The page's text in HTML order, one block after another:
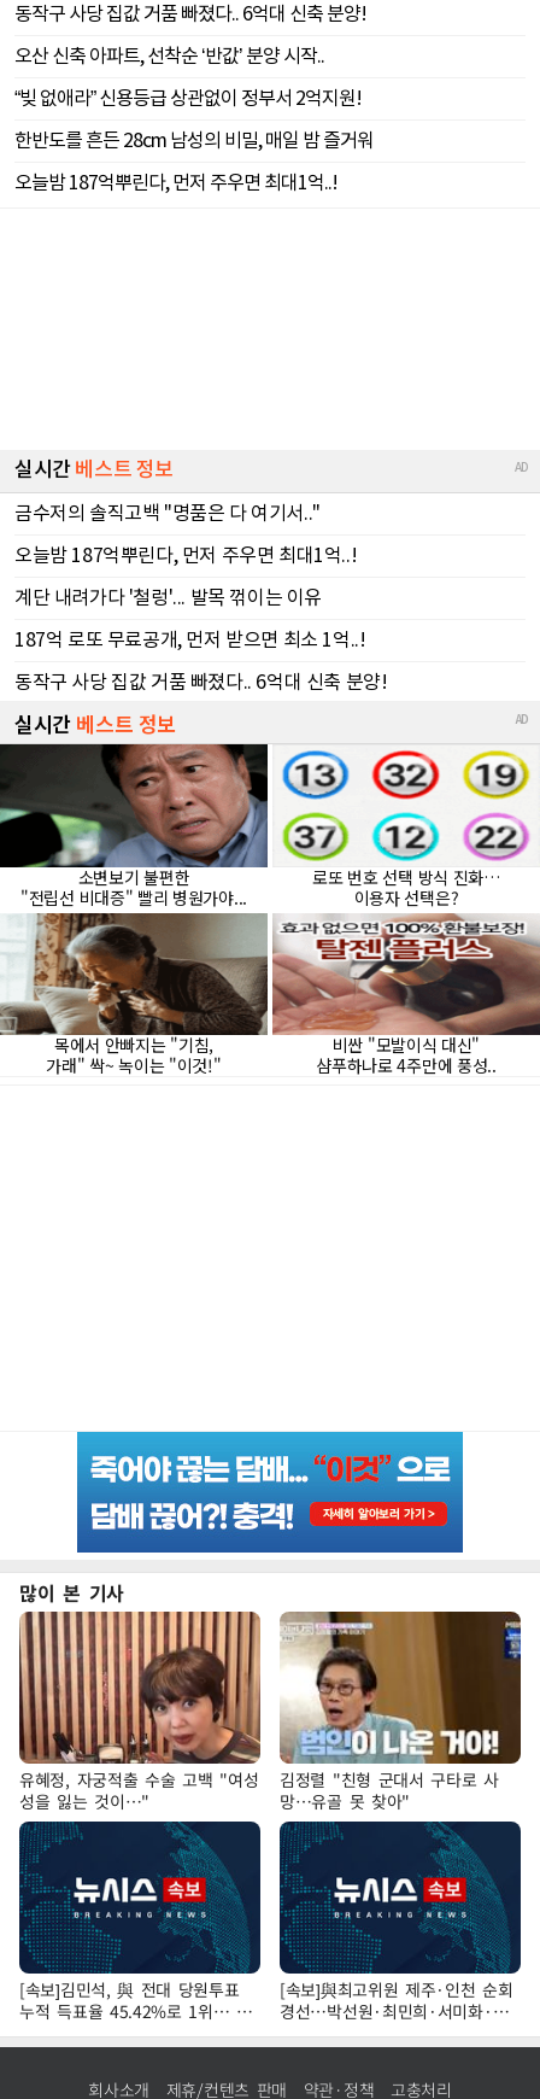
많이 본 기사
유혜정, 자궁적출 수술 고백 "여성
성을 잃는 것이…"
김정렬 "친형 군대서 구타로 사
망…유골 못 찾아"
[속보]김민석, 與 전대 당원투표
누적 득표율 45.42%로 1위… 정
청래 44.56%
[속보]與최고위원 제주·인천 순회
경선…박선원·최민희·서미화·한
민수·김용 순
회사소개 제휴/컨텐츠 판매 약관·정책 고충처리